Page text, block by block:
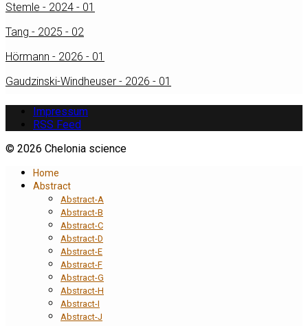
Stemle - 2024 - 01
Tang - 2025 - 02
Hörmann - 2026 - 01
Gaudzinski-Windheuser - 2026 - 01
Impressum
RSS Feed
© 2026 Chelonia science
Home
Abstract
Abstract-A
Abstract-B
Abstract-C
Abstract-D
Abstract-E
Abstract-F
Abstract-G
Abstract-H
Abstract-I
Abstract-J